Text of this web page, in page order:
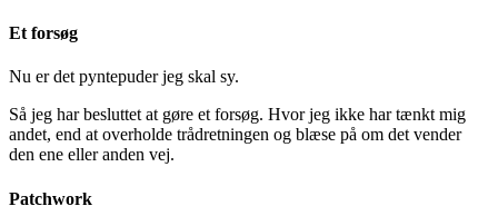
Et forsøg
Nu er det pyntepuder jeg skal sy.
Så jeg har besluttet at gøre et forsøg. Hvor jeg ikke har tænkt mig
andet, end at overholde trådretningen og blæse på om det vender
den ene eller anden vej.
Patchwork